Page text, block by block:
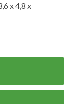
x 4,8 x